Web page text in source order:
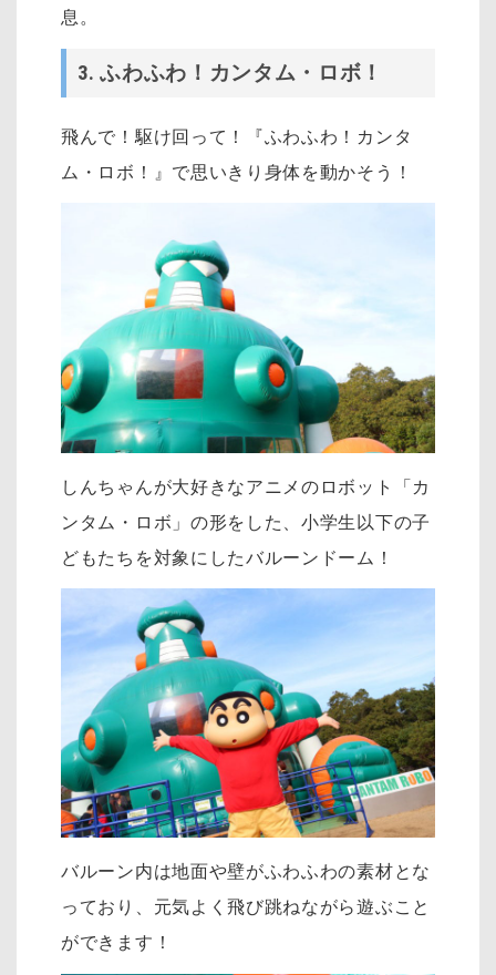
息。
3. ふわふわ！カンタム・ロボ！
飛んで！駆け回って！『ふわふわ！カンタ
ム・ロボ！』で思いきり身体を動かそう！
しんちゃんが大好きなアニメのロボット「カ
ンタム・ロボ」の形をした、小学生以下の子
どもたちを対象にしたバルーンドーム！
バルーン内は地面や壁がふわふわの素材とな
っており、元気よく飛び跳ねながら遊ぶこと
ができます！